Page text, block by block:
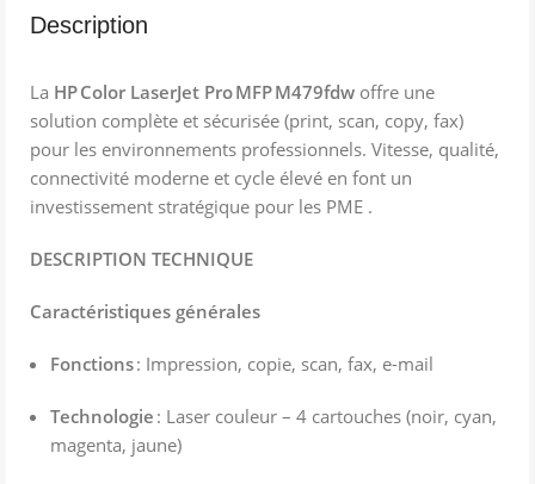
Description
La HP Color LaserJet Pro MFP M479fdw offre une
solution complète et sécurisée (print, scan, copy, fax)
pour les environnements professionnels. Vitesse, qualité,
connectivité moderne et cycle élevé en font un
investissement stratégique pour les PME .
DESCRIPTION TECHNIQUE
Caractéristiques générales
Fonctions: Impression, copie, scan, fax, e-mail
Technologie : Laser couleur – 4 cartouches (noir, cyan,
magenta, jaune)